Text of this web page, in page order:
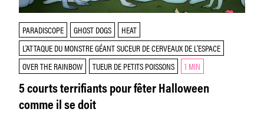
PARADISCOPE GHOST DOGS
HEAT
L’ATTAQUE DU MONSTRE GÉANT SUCEUR DE CERVEAUX DE L’ESPACE
OVER THE RAINBOW
TUEUR DE PETITS POISSONS 1 MIN
5 courts terrifiants pour fêter Halloween
comme il se doit